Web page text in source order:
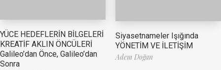
YÜCE HEDEFLERİN BİLGELERİ
KREATİF AKLIN ÖNCÜLERİ
Galileo’dan Önce, Galileo’dan
Sonra
Siyasetnameler Işığında
YÖNETİM VE İLETİŞİM
Adem Doğan